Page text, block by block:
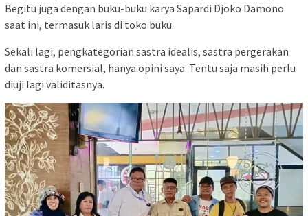
Begitu juga dengan buku-buku karya Sapardi Djoko Damono
saat ini, termasuk laris di toko buku.
Sekali lagi, pengkategorian sastra idealis, sastra pergerakan
dan sastra komersial, hanya opini saya. Tentu saja masih perlu
diuji lagi validitasnya.